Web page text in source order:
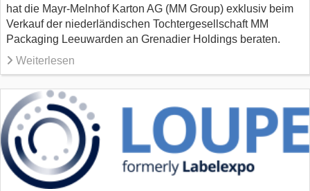
hat die Mayr-Melnhof Karton AG (MM Group) exklusiv beim
Verkauf der niederländischen Tochtergesellschaft MM
Packaging Leeuwarden an Grenadier Holdings beraten.
Weiterlesen